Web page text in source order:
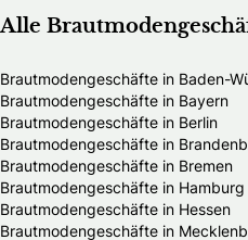
Alle
Brautmodengeschäfte in Baden-
Brautmodengeschäfte in Bayern
Brautmodengeschäfte in Berlin
Brautmodengeschäfte in
Brautmodengeschäfte in Bremen
Brautmodengeschäfte in Hamburg
Brautmodengeschäfte in Hessen
Brautmodengeschäfte in